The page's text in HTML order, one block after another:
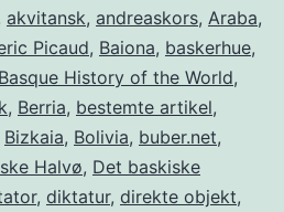
akvitansk, andreaskors, Araba,
Picaud, Baiona, baskerhue,
Basque History of the World,
, Berria, bestemte artikel,
Bizkaia, Bolivia, buber.net,
Halvø, Det baskiske
, diktatur, direkte objekt,